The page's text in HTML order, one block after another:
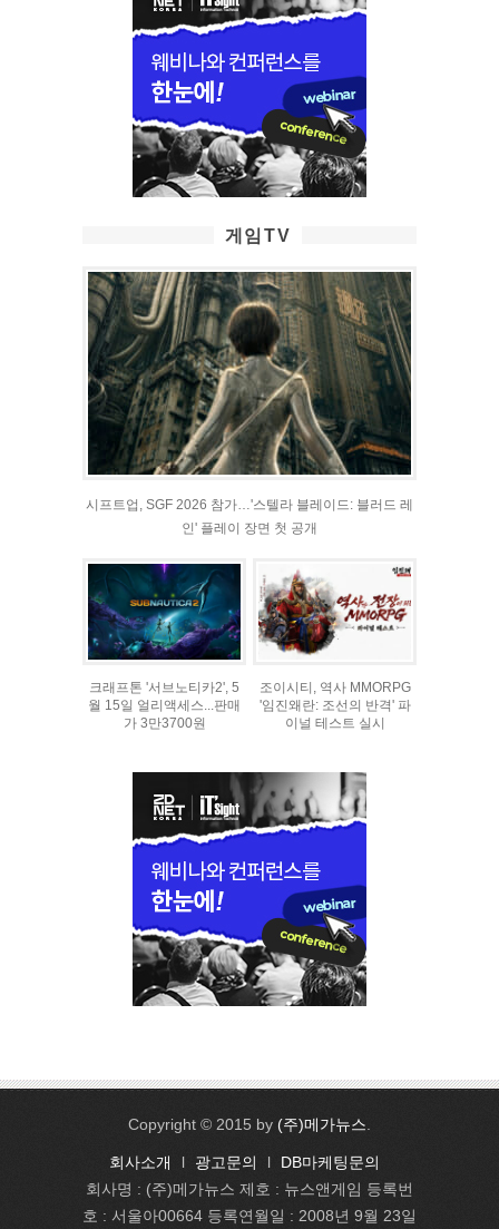
게임TV
시프트업, SGF 2026 참가…'스텔라 블레이드: 블러드 레
인' 플레이 장면 첫 공개
크래프톤 '서브노티카2', 5
월 15일 얼리액세스...판매
가 3만3700원
조이시티, 역사 MMORPG
'임진왜란: 조선의 반격' 파
이널 테스트 실시
Copyright © 2015 by (주)메가뉴스.
회사소개 l 광고문의 l
DB마케팅문의
회사명 : (주)메가뉴스 제호 : 뉴스앤게임 등록번
호 : 서울아00664 등록연월일 : 2008년 9월 23일